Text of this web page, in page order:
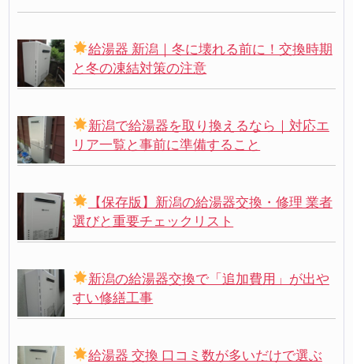
給湯器 新潟｜冬に壊れる前に！交換時期
と冬の凍結対策の注意
新潟で給湯器を取り換えるなら｜対応エ
リア一覧と事前に準備すること
【保存版】新潟の給湯器交換・修理 業者
選びと重要チェックリスト
新潟の給湯器交換で「追加費用」が出や
すい修繕工事
給湯器 交換 口コミ数が多いだけで選ぶ